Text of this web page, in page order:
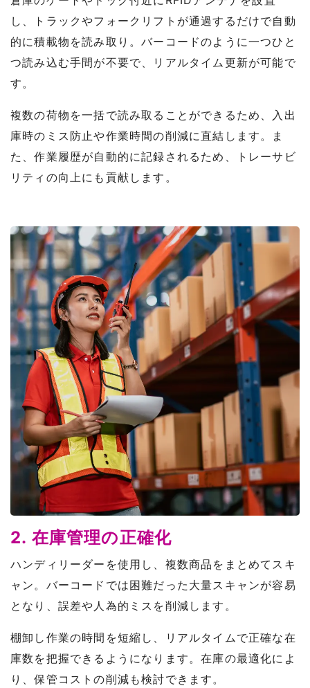
し、トラックやフォークリフトが通過するだけで自動
的に積載物を読み取り。バーコードのように一つひと
つ読み込む手間が不要で、リアルタイム更新が可能で
す。
複数の荷物を一括で読み取ることができるため、入出
庫時のミス防止や作業時間の削減に直結します。ま
た、作業履歴が自動的に記録されるため、トレーサビ
リティの向上にも貢献します。
2. 在庫管理の正確化
ハンディリーダーを使用し、複数商品をまとめてスキ
ャン。バーコードでは困難だった大量スキャンが容易
となり、誤差や人為的ミスを削減します。
棚卸し作業の時間を短縮し、リアルタイムで正確な在
庫数を把握できるようになります。在庫の最適化によ
り、保管コストの削減も検討できます。